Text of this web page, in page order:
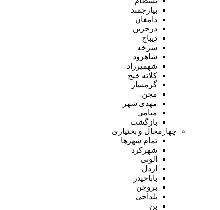
بیارجمند
دامغان
درجزین
دیباج
سرخه
شاهرود
شهمیرزاد
کلاته خیج
گرمسار
مجن
مهدی شهر
میامی
بازگشت
چهارمحال و بختیاری
تمام شهر‌ها
شهرکرد
آلونی
اردل
باباحیدر
بروجن
بلداجی
بن